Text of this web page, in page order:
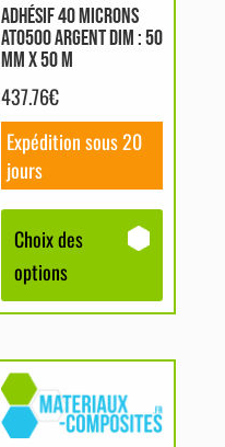
ADHÉSIF 40 MICRONS
AT0500 ARGENT DIM : 50
MM X 50 M
437.76€
Expédition sous 20
jours
Choix des
options
options
peuvent
être
choisies
sur
la
page
du
produit